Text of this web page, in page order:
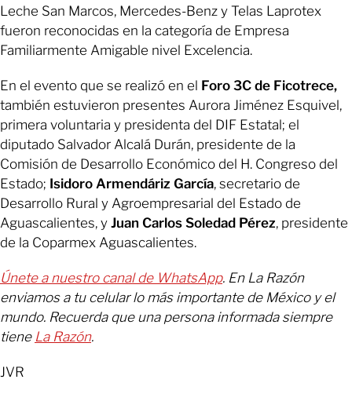
Leche San Marcos, Mercedes-Benz y Telas Laprotex
fueron reconocidas en la categoría de Empresa
Familiarmente Amigable nivel Excelencia.
En el evento que se realizó en el Foro 3C de Ficotrece,
también estuvieron presentes Aurora Jiménez Esquivel,
primera voluntaria y presidenta del DIF Estatal; el
diputado Salvador Alcalá Durán, presidente de la
Comisión de Desarrollo Económico del H. Congreso del
Estado; Isidoro Armendáriz García, secretario de
Desarrollo Rural y Agroempresarial del Estado de
Aguascalientes, y Juan Carlos Soledad Pérez, presidente
de la Coparmex Aguascalientes.
Únete a nuestro canal de WhatsApp. En La Razón
enviamos a tu celular lo más importante de México y el
mundo. Recuerda que una persona informada siempre
tiene La Razón.
JVR